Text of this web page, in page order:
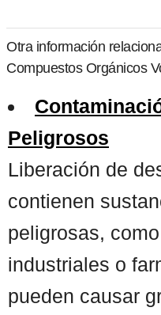
Otra información
Compuestos Orgánicos
Peligrosos
Liberación de
contienen
peligrosas,
industriales o
pueden causar